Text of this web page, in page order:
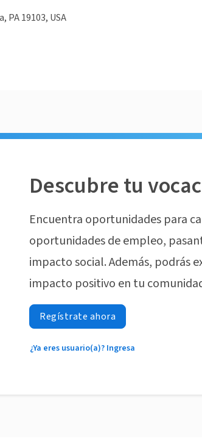
PA 19103, USA
Descubre tu
Encuentra oportunidades para
oportunidades de empleo,
impacto social. Además, podrás
impacto positivo en tu
Regístrate ahora
¿Ya eres usuario(a)? Ingresa